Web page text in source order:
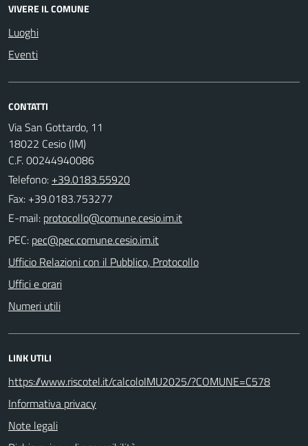
VIVERE IL COMUNE
Luoghi
Eventi
CONTATTI
Via San Gottardo, 11
18022 Cesio (IM)
C.F. 00244940086
Telefono: +39.0183.55920
Fax: +39.0183.753277
E-mail:
PEC:
Ufficio Relazioni con il Pubblico, Protocollo
Uffici e orari
Numeri utili
LINK UTILI
https://www.riscotel.it/calcoloIMU2025/?COMUNE=C578
Informativa privacy
Note legali